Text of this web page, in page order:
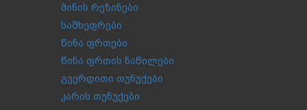
მინის რეზინები
საშხეფრები
წინა ფრთები
წინა ფრთის ნაწილები
გვერდითი თუნუქები
კარის თუნუქები